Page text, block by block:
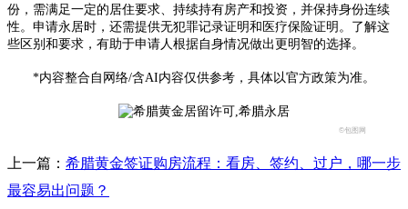
份，需满足一定的居住要求、持续持有房产和投资，并保持身份连续
性。申请永居时，还需提供无犯罪记录证明和医疗保险证明。了解这
些区别和要求，有助于申请人根据自身情况做出更明智的选择。
*内容整合自网络/含AI内容仅供参考，具体以官方政策为准。
©包图网
上一篇： 希腊黄金签证购房流程：看房、签约、过户，哪一步
最容易出问题？